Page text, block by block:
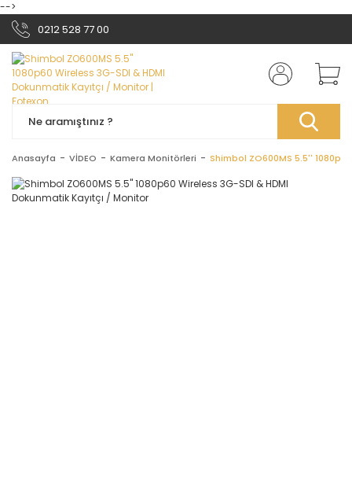
-->
0212 528 77 00
Anasayfa VİDEO Kamera Monitörleri Shimbol ZO600MS 5.5''